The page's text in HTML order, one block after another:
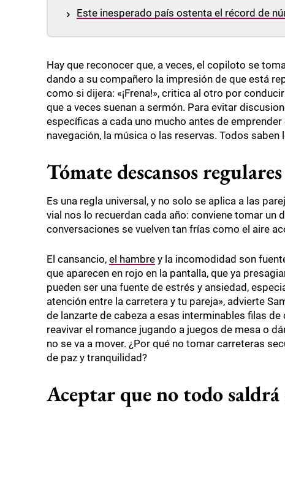
Este inesperado país ostenta el récord de
Hay que reconocer que, a veces, el copiloto se
dando a su compañero la impresión de que está
como si dijera: «¡Frena!», critica al otro por
que a veces suenan a sermón. Para evitar
específicas a cada uno mucho antes de
navegación, la música o las reservas. Todos saben
Tómate descansos regulares
Es una regla universal, y no solo se aplica a las
vial nos lo recuerdan cada año: conviene tomar
conversaciones se vuelven tan frías como el aire
El cansancio, el hambre y la incomodidad son
que aparecen en rojo en la pantalla, que ya
pueden ser una fuente de estrés y ansiedad,
atención entre la carretera y tu pareja», advierte
de lanzarte de cabeza a esas interminables filas
reavivar el romance jugando a juegos de mesa o
no se va a mover. ¿Por qué no tomar carreteras
de paz y tranquilidad?
Aceptar que no todo saldrá